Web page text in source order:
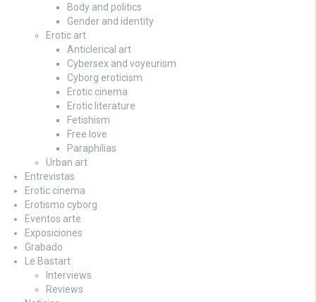
Body and politics
Gender and identity
Erotic art
Anticlerical art
Cybersex and voyeurism
Cyborg eroticism
Erotic cinema
Erotic literature
Fetishism
Free love
Paraphilias
Urban art
Entrevistas
Erotic cinema
Erotismo cyborg
Eventos arte
Exposiciones
Grabado
Le Bastart
Interviews
Reviews